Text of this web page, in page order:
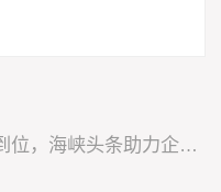
网站、小程序、H5一步到位，海峡头条助力企业全面布局互联网